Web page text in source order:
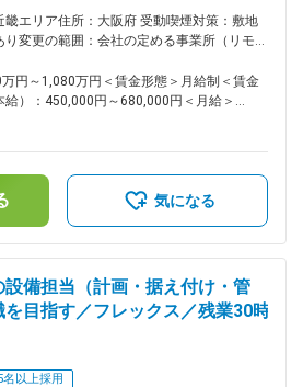
を強みに、日本のみならず国外の基盤構築に
規模プロジェクト（東名高速大和トンネル
円以上、成長投資をしており、10か年計画
」実現に向け、成長をしております。。
力がわく地域やコミュニティを共に描きつ
実現には、多様な人財の力を結集し、組織基
とが不可欠です。特に、中堅層社員の層を
土地造成等、大規模な土木構造物など、様々
件がございます。ゼネコンでの同様の設備
ない方でも入社後教育のうえ現場配属とさせ
水処理設備などを配備して工事を進める必要
れらの仮設備に関する計画・調達・設置・保
する業務を進めていただきます。 ＜西松
覧＞
大阪市内地下鉄工事現場などがございま
や配属先については直接ご相談いたしま
畿エリア住所：大阪府 受動喫煙対策：敷地
り変更の範囲：会社の定める事業所（リモー
円～1,080万円＜賃金形態＞月給制＜賃金
給）：450,000円～680,000円＜月給＞
40歳：1070万／42歳：1150万※地域限定職
ル年収から85%の提示になります。賃金は
金額であり、選考を通じて上下する可能性が
気になる
設備担当（計画・据え付け・管
目指す／フレックス／残業30時
名以上採用